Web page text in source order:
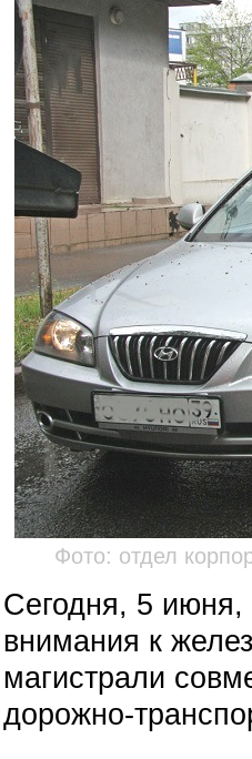
Фото: отдел
Сегодня, 5
внимания к
магистрали
дорожно-